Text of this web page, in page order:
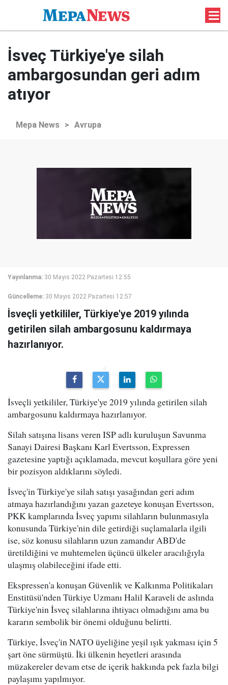
İsveç Türkiye'ye silah
ambargosundan geri adım
atıyor
Mepa News > Avrupa
Yayınlanma: 30 Mayıs 2022 Pazartesi 12:55
Güncelleme: 30 Mayıs 2022 Pazartesi 12:57
İsveçli yetkililer, Türkiye'ye 2019 yılında
getirilen silah ambargosunu kaldırmaya
hazırlanıyor.
İsveçli yetkililer, Türkiye'ye 2019 yılında getirilen silah
ambargosunu kaldırmaya hazırlanıyor.
Silah satışına lisans veren ISP adlı kuruluşun Savunma
Sanayi Dairesi Başkanı Karl Evertsson, Expressen
gazetesine yaptığı açıklamada, mevcut koşullara göre yeni
bir pozisyon aldıklarını söyledi.
İsveç'in Türkiye'ye silah satışı yasağından geri adım
atmaya hazırlandığını yazan gazeteye konuşan Evertsson,
PKK kamplarında İsveç yapımı silahların bulunmasıyla
konusunda Türkiye'nin dile getirdiği suçlamalarla ilgili
ise, söz konusu silahların uzun zamandır ABD'de
üretildiğini ve muhtemelen üçüncü ülkeler aracılığıyla
ulaşmış olabileceğini ifade etti.
Ekspressen'a konuşan Güvenlik ve Kalkınma Politikaları
Enstitüsü'nden Türkiye Uzmanı Halil Karaveli de aslında
Türkiye'nin İsveç silahlarına ihtiyacı olmadığını ama bu
kararın sembolik bir önemi olduğunu belirtti.
Türkiye, İsveç'in NATO üyeliğine yeşil ışık yakması için 5
şart öne sürmüştü. İki ülkenin heyetleri arasında
müzakereler devam etse de içerik hakkında pek fazla bilgi
paylaşımı yapılmıyor.